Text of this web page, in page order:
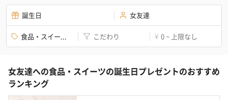
誕生日 女友達
食品・スイー... こだわり ¥ 0 ~ 上限なし
女友達への食品・スイーツの誕生日プレゼントのおすすめ
ランキング